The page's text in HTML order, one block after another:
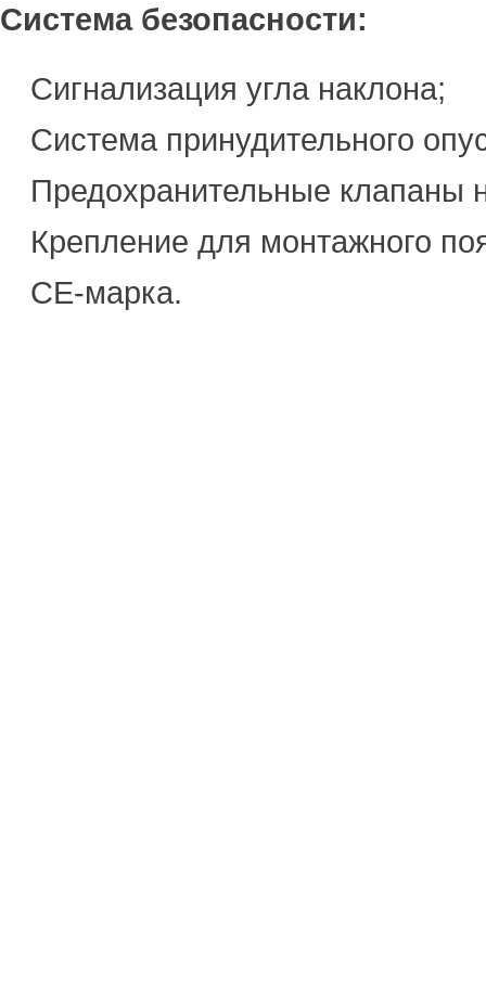
Система безопасности:
Сигнализация угла наклона;
Система принудительного
Предохранительные клапаны
Крепление для монтажного
CE-марка.